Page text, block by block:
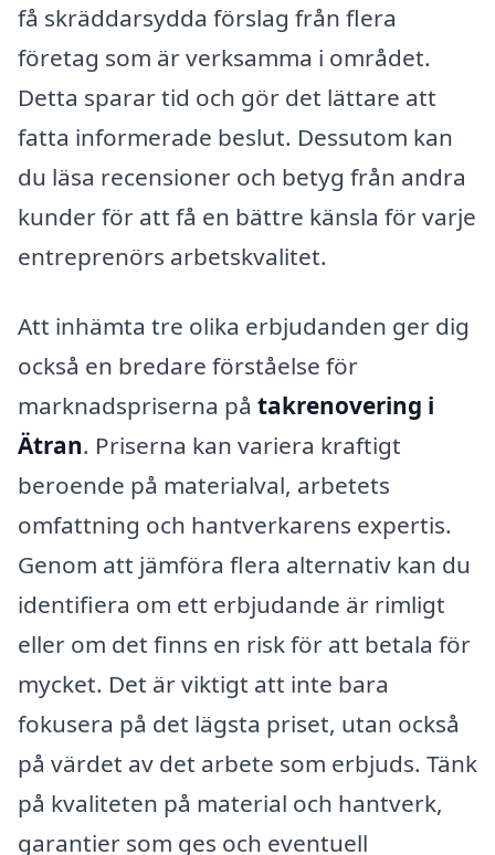
få skräddarsydda förslag från flera
företag som är verksamma i området.
Detta sparar tid och gör det lättare att
fatta informerade beslut. Dessutom kan
du läsa recensioner och betyg från andra
kunder för att få en bättre känsla för varje
entreprenörs arbetskvalitet.
Att inhämta tre olika erbjudanden ger dig
också en bredare förståelse för
marknadspriserna på takrenovering i
Ätran. Priserna kan variera kraftigt
beroende på materialval, arbetets
omfattning och hantverkarens expertis.
Genom att jämföra flera alternativ kan du
identifiera om ett erbjudande är rimligt
eller om det finns en risk för att betala för
mycket. Det är viktigt att inte bara
fokusera på det lägsta priset, utan också
på värdet av det arbete som erbjuds. Tänk
på kvaliteten på material och hantverk,
garantier som ges och eventuell